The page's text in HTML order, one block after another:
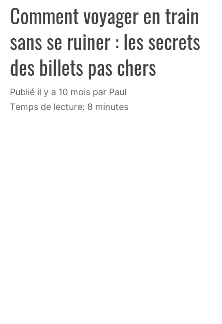
Comment voyager en train
sans se ruiner : les secrets
des billets pas chers
publié il y a 10 mois par Paul
Temps de lecture: 8 minutes